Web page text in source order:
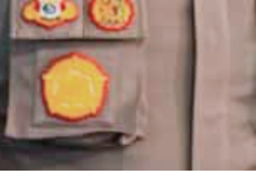
n
g
a
n
W
a
r
t
a